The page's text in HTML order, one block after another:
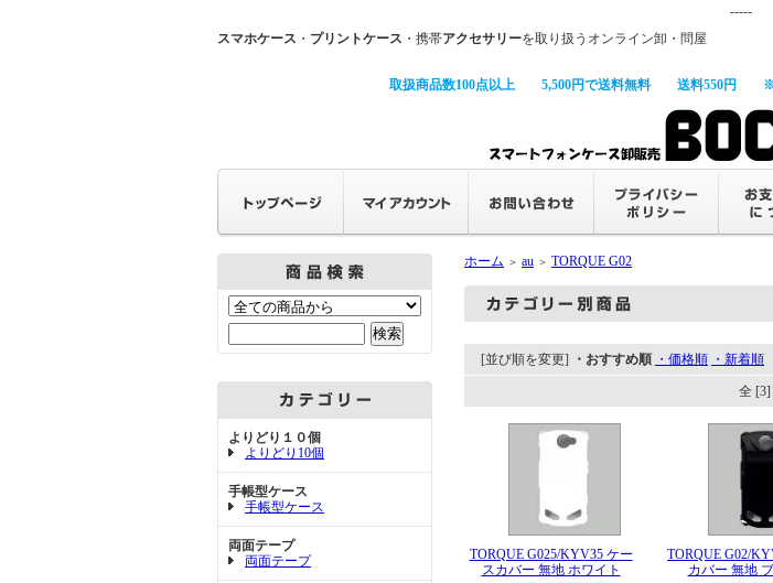
-----
スマホケース ・ プリントケース ・携帯アクセサリーを取り扱うオンライン卸・問屋
取扱商品数100点以上 5,500円で送料無料 送料550円
よりどり１０個
よりどり10個
手帳型ケース
手帳型ケース
両面テープ
両面テープ
ホーム ＞ au ＞ TORQUE G02
[並び順を変更] ・おすすめ順 ・価格順 ・新着順
全 [3]
TORQUE G025/KYV35 ケー
スカバー 無地 ホワイト
TORQUE G02/
カバー 無地